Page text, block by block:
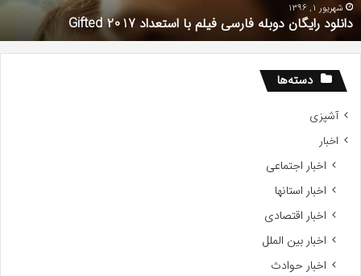
2017شهریور 1, 1396
دانلود رایگان دوبله فارسی فیلم با استعداد Gifted 2017
دسته‌ها
آشپزی
اخبار
اخبار اجتماعی
اخبار استانها
اخبار اقتصادی
اخبار بین الملل
اخبار حوادث